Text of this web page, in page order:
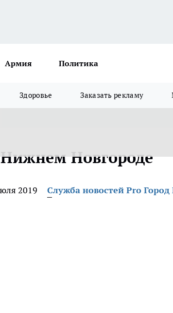
Армия Политика
Здоровье Заказать рекламу
Новгороде
2019
Служба новостей Pro